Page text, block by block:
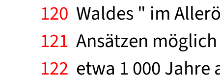
120 Waldes " im
121 Ansätzen
122 etwa 1 000